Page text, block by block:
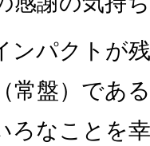
パクトが
常盤）であ
ろなことを